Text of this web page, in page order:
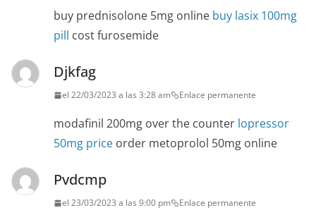
buy prednisolone 5mg online buy lasix 100mg
pill cost furosemide
Djkfag
el 22/03/2023 a las 3:28 am Enlace permanente
modafinil 200mg over the counter lopressor
50mg price order metoprolol 50mg online
Pvdcmp
el 23/03/2023 a las 9:00 pm Enlace permanente